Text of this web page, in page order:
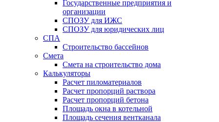
Государственные предприятия и
организации
СПОЗУ для ИЖС
СПОЗУ для юридических лиц
СПА
Строительство бассейнов
Смета
Смета на строительство дома
Калькуляторы
Расчет пиломатериалов
Расчет пропорций раствора
Расчет пропорций бетона
Площадь окна в котельной
Площадь сечения вентканала